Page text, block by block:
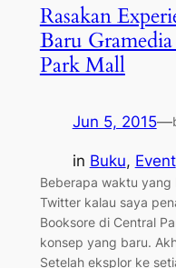
Rasakan
Baru
Park Mall
Jun 5, 2015—
in Buku, Event
Beberapa waktu
Twitter kalau saya
Booksore di Central
konsep yang baru.
Setelah eksplor ke